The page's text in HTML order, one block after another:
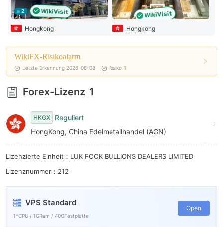
2
Hongkong Hongkong
WikiFX-Risikoalarm
Letzte Erkennung 2026-08-08 Risiko 1
Forex-Lizenz 1
HKGX
Reguliert
HongKong, China Edelmetallhandel (AGN)
Lizenzierte Einheit：LUK FOOK BULLIONS DEALERS LIMITED
Lizenznummer：212
VPS Standard
1*CPU / 1GRam / 40GFestplatte
Open